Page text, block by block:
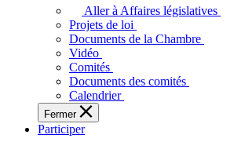
adopte
touchent
des
Ontariennes
et
Aller à Affaires législatives
Projets de loi
Documents de la Chambre
Vidéo
Comités
Documents des comités
Calendrier
Fermer
Participer